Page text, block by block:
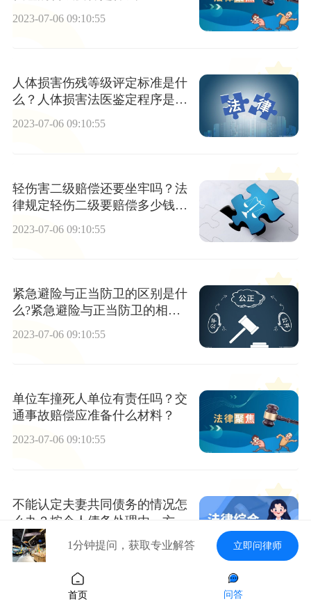
2023-07-06 09:10:55
人体损害伤残等级评定标准是什
么？人体损害法医鉴定程序是怎
么样的？
2023-07-06 09:10:55
轻伤害二级赔偿还要坐牢吗？法
律规定轻伤二级要赔偿多少钱？|
2023-07-06 09:10:55
紧急避险与正当防卫的区别是什
么?紧急避险与正当防卫的相同
2023-07-06 09:10:55
单位车撞死人单位有责任吗？交
通事故赔偿应准备什么材料？
2023-07-06 09:10:55
不能认定夫妻共同债务的情况怎
么办？按个人债务处理由一方以
个人财产清偿吗？
2023-07-06 09:10:551分钟提问，获取专业解答 立即问律师
首页 问答